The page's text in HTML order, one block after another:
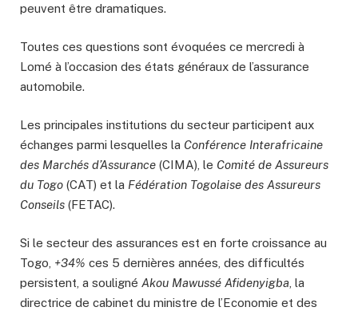
peuvent être dramatiques.
Toutes ces questions sont évoquées ce mercredi à
Lomé à l’occasion des états généraux de l’assurance
automobile.
Les principales institutions du secteur participent aux
échanges parmi lesquelles la Conférence Interafricaine
des Marchés d’Assurance (CIMA), le Comité de Assureurs
du Togo (CAT) et la Fédération Togolaise des Assureurs
Conseils (FETAC).
Si le secteur des assurances est en forte croissance au
Togo, +34% ces 5 dernières années, des difficultés
persistent, a souligné Akou Mawussé Afidenyigba , la
directrice de cabinet du ministre de l’Economie et des